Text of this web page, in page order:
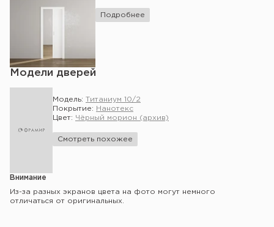
Подробнее
Модели дверей
Модель: Титаниум 10/2
Покрытие:
Нанотекс
Цвет: Чёрный морион (архив)
Смотреть похожее
Внимание
Из-за разных экранов цвета на фото могут немного
отличаться от оригинальных.